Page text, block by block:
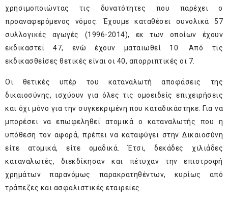
χρησιμοποιώντας τις δυνατότητες που παρέχει ο
προαναφερόμενος νόμος. Έχουμε καταθέσει συνολικά 57
συλλογικές αγωγές (1996-2014), εκ των οποίων έχουν
εκδικαστεί 47, ενώ έχουν ματαιωθεί 10. Από τις
εκδικασθείσες θετικές είναι οι 40, απορριπτικές οι 7.
Οι θετικές υπέρ του καταναλωτή αποφάσεις της
δικαιοσύνης, ισχύουν για όλες τις ομοειδείς επιχειρήσεις
και όχι μόνο για την συγκεκριμένη που καταδικάστηκε. Για να
μπορέσει να επωφεληθεί ατομικά ο καταναλωτής που η
υπόθεση τον αφορά, πρέπει να καταφύγει στην Δικαιοσύνη
είτε ατομικά, είτε ομαδικά. Έτσι, δεκάδες χιλιάδες
καταναλωτές, διεκδίκησαν και πέτυχαν την επιστροφή
χρημάτων παρανόμως παρακρατηθέντων, κυρίως από
τράπεζες και ασφαλιστικές εταιρείες.